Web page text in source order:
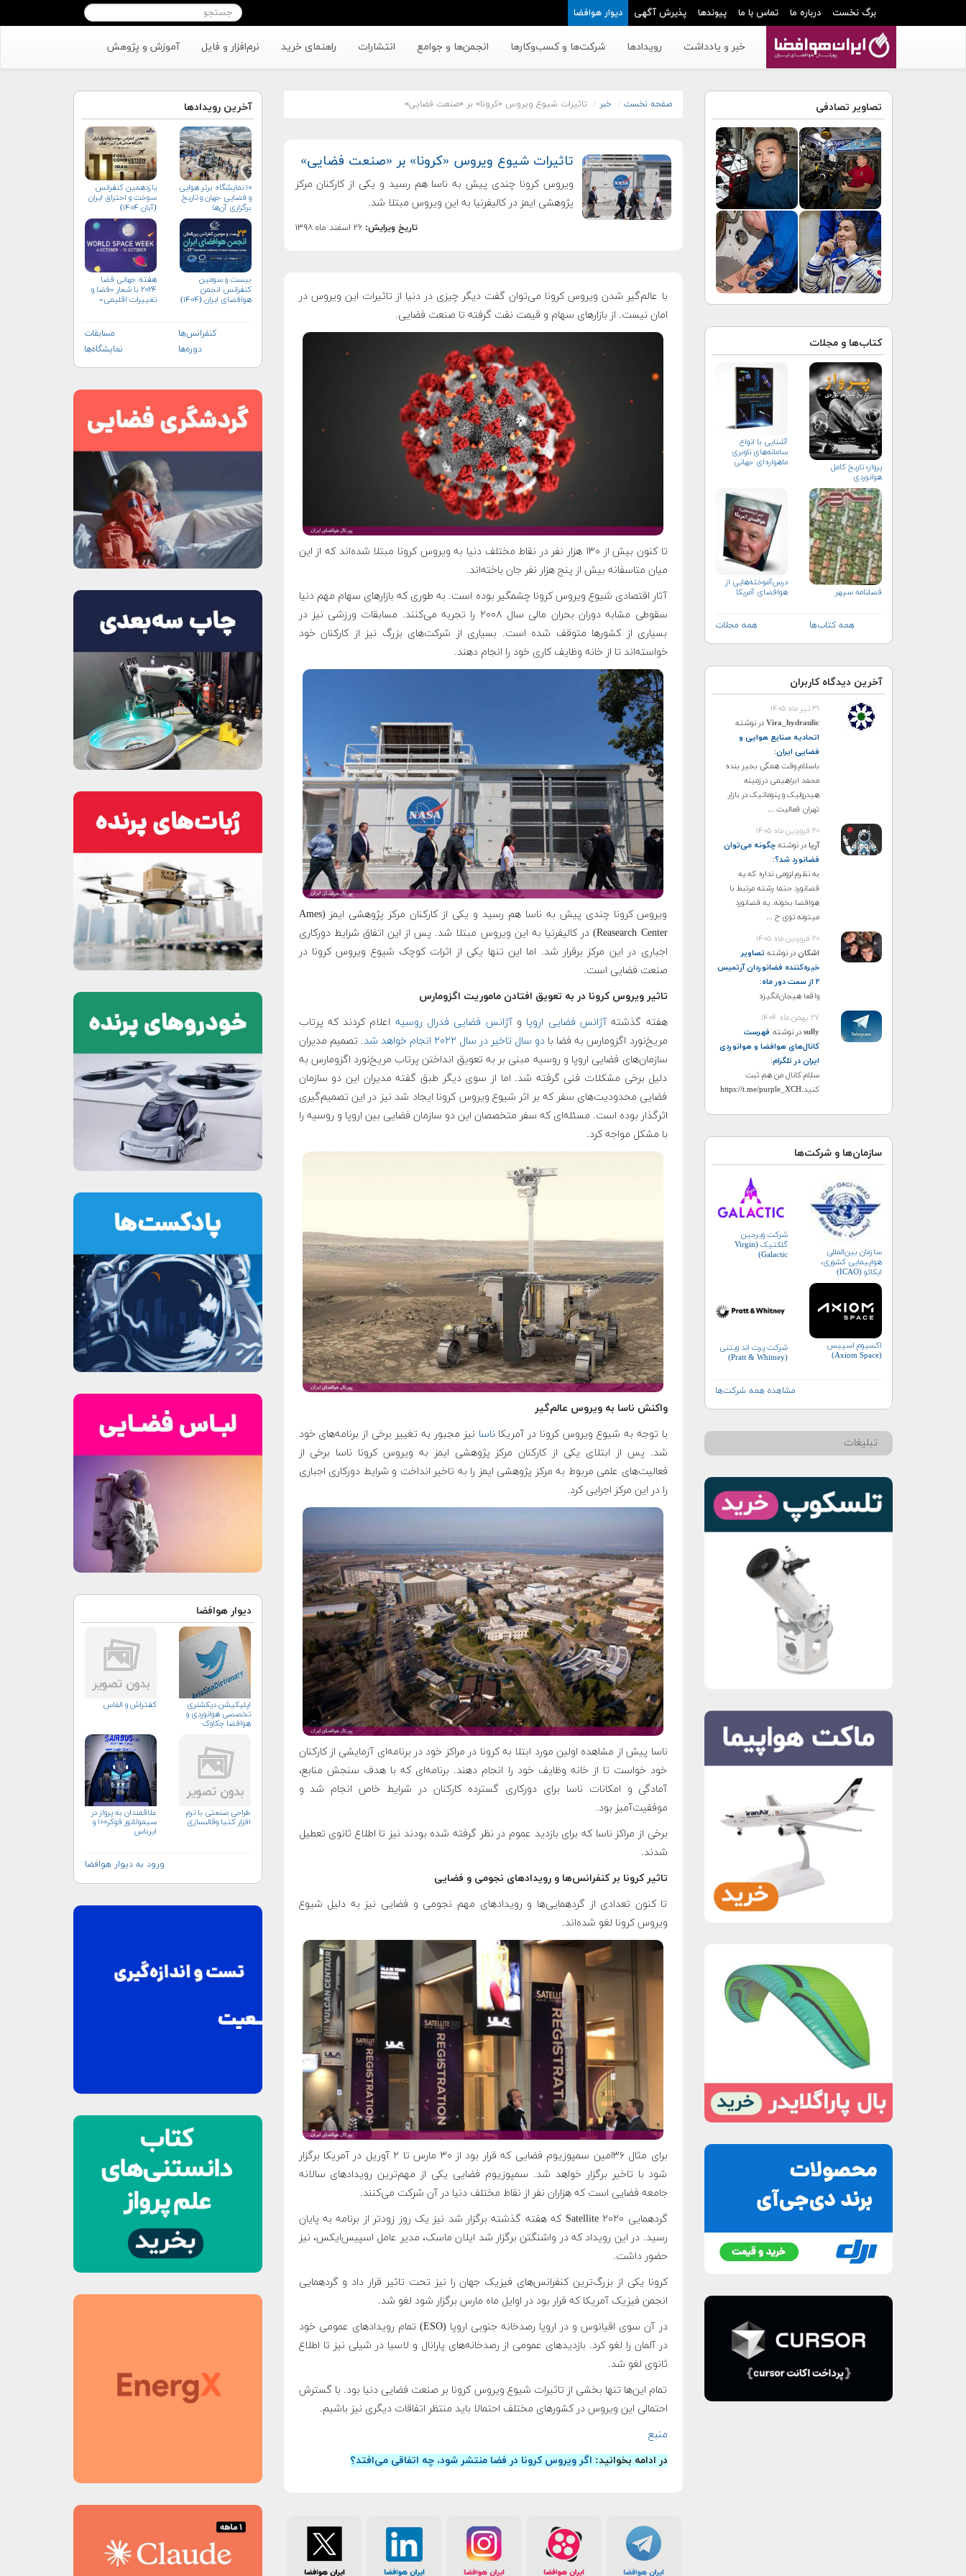
برگ نخست درباره ما تماس با ما پیوندها پذیرش آگهی دیوار هوافضا
خبر و یادداشت رویدادها شرکت‌ها و کسب‌وکار‌ها انجمن‌ها و جوامع انتشارات راهنمای خرید نرم‌افزار و فایل آموزش و پژوهش
تصاویر تصادفی
کتاب‌ها و مجلات
پرواز؛ تاریخ کامل
هوانوردی
آشنایی با انواع
سامانه‌های ناوبری
ماهواره‌ای جهانی
فصلنامه سپهر
درس‌آموخته‌هایی از
هوافضای آمریکا
همه کتاب‌ها همه مجلات
آخرین دیدگاه کاربران
۳۱ تیر ماه ۱۴۰۵
Vira_hydraulicدر نوشته
اتحادیه صنایع هوایی و
فضایی ایران:
باسلام وقت همگی بخیر بنده
محمد ابراهیمی درزمینه
هیدرولیک و پنوماتیک در بازار
تهران فعالیت ...
۲۰ فروردین ماه ۱۴۰۵
آریادر نوشتهچگونه می‌توان
فضانورد شد؟:
به نظرم لزومی نداره که یه
فضانورد حتما رشته مرتبط با
هوافضا بخونه. یه فضانورد
میتونه توی ح ...
۲۰ فروردین ماه ۱۴۰۵
اشکاندر نوشته تصاویر
خیره‌کننده فضانوردان آرتمیس
۲ از سمت دور ماه
:
واقعا هیجان‌انگیزه
۲۷ بهمن ماه ۱۴۰۴
sullyدر نوشته فهرست
کانال‌های هوافضا و هوانوردی
ایران در تلگرام:
سلام کانال من هم ثبت
کنید.https://t.me/purple_XCH
سازمان‌ها و شرکت‌ها
سازمان بین‌المللی
هواپیمایی کشوری،
ایکائو (ICAO)
شرکت ویرجین
گلکتیک (Virgin
Galactic)
اکسیوم اسپیس
(Axiom Space)
شرکت پرت اند ویتنی
(Pratt & Whitney)
مشاهده همه شرکت‌ها
تبلیغات
صفحه نخست خبر تاثیرات شیوع ویروس «کرونا» بر «صنعت فضایی»
تاثیرات شیوع ویروس «کرونا» بر «صنعت فضایی»
ویروس کرونا چندی پیش به ناسا هم رسید و یکی از کارکنان مرکز
پژوهشی ایمز در کالیفرنیا به این ویروس مبتلا شد.
تاریخ ویرایش:۲۶ اسفند ماه ۱۳۹۸
با عالم‌گیر شدن ویروس کرونا می‌توان گفت دیگر چیزی در دنیا از تاثیرات این ویروس در
امان نیست. از بازارهای سهام و قیمت نفت گرفته تا صنعت فضایی.
تا کنون بیش از ۱۳۰ هزار نفر در نقاط مختلف دنیا به ویروس کرونا مبتلا شده‌اند که از این
میان متاسفانه بیش از پنج هزار نفر جان باخته‌اند.
آثار اقتصادی شیوع ویروس کرونا چشمگیر بوده است. به طوری که بازارهای سهام مهم دنیا
سقوطی مشابه دوران بحران مالی سال ۲۰۰۸ را تجربه می‌کنند. مسابقات ورزشی نیز در
بسیاری از کشورها متوقف شده است. بسیاری از شرکت‌های بزرگ نیز از کارکنان خود
خواسته‌اند تا از خانه وظایف کاری خود را انجام دهند.
ویروس کرونا چندی پیش به ناسا هم رسید و یکی از کارکنان مرکز پژوهشی ایمز (Ames
Reasearch Center) در کالیفرنیا به این ویروس مبتلا شد. پس از این اتفاق شرایط دورکاری
اجباری در این مرکز برقرار شد. اما این تنها یکی از اثرات کوچک شیوع ویروس کرونا در
صنعت فضایی است.
تاثیر ویروس کرونا در به تعویق افتادن ماموریت اگزومارس
هفته گذشتهآژانس فضایی اروپا وآژانس فضایی فدرال روسیه اعلام کردند که پرتاب
مریخ‌نورد اگزومارس به فضا با دو سال تاخیر در سال ۲۰۲۲ انجام خواهد شد.
تصمیم مدیران
سازمان‌های فضایی اروپا و روسیه مبنی بر به تعویق انداختن پرتاب مریخ‌نورد اگزومارس به
دلیل برخی مشکلات فنی گرفته شد. اما از سوی دیگر طبق گفته مدیران این دو سازمان
فضایی محدودیت‌های سفر که بر اثر شیوع ویروس کرونا ایجاد شد نیز در این تصمیم‌گیری
اثرگذار بوده است. مسئله‌ای که سفر متخصصان این دو سازمان فضایی بین اروپا و روسیه را
با مشکل مواجه کرد.
واکنش ناسا به ویروس عالم‌گیر
با توجه به شیوع ویروس کرونا در آمریکا ناسا نیز مجبور به تغییر برخی از برنامه‌های خود
شد. پس از ابتلای یکی از کارکنان مرکز پژوهشی ایمز به ویروس کرونا ناسا برخی از
فعالیت‌های علمی مربوط به مرکز پژوهشی ایمز را به تاخیر انداخت و شرایط دورکاری اجباری
را در این مرکز اجرایی کرد.
ناسا پیش از مشاهده اولین مورد ابتلا به کرونا در مراکز خود در برنامه‌ای آزمایشی از کارکنان
خود خواست تا از خانه وظایف خود را انجام دهند. برنامه‌ای که با هدف سنجش منابع،
آمادگی و امکانات ناسا برای دورکاری گسترده کارکنان در شرایط خاص انجام شد و
موفقیت‌آمیز بود.
برخی از مراکز ناسا که برای بازدید عموم در نظر گرفته شده بودند نیز تا اطلاع ثانوی تعطیل
شدند.
تاثیر کرونا بر کنفرانس‌ها و رویدادهای نجومی و فضایی
تا کنون تعدادی از گردهمایی‌ها و رویدادهای مهم نجومی و فضایی نیز به دلیل شیوع
ویروس کرونا لغو شده‌اند.
برای مثال ۳۶امین سمپوزیوم فضایی که قرار بود از ۳۰ مارس تا ۲ آوریل در آمریکا برگزار
شود با تاخیر برگزار خواهد شد. سمپوزیوم فضایی یکی از مهم‌ترین رویدادهای سالانه
جامعه فضایی است که هزاران نفر از نقاط مختلف دنیا در آن شرکت می‌کنند.
گردهمایی Satellite ۲۰۲۰ که هفته گذشته برگزار شد نیز یک روز زودتر از برنامه به پایان
رسید. در این رویداد که در واشنگتن برگزار شد ایلان ماسک، مدیر عامل اسپیس‌ایکس، نیز
حضور داشت.
کرونا یکی از بزرگ‌ترین کنفرانس‌های فیزیک جهان را نیز تحت تاثیر قرار داد و گردهمایی
انجمن فیزیک آمریکا که قرار بود در اوایل ماه مارس برگزار شود لغو شد.
در آن سوی اقیانوس و در اروپا رصدخانه جنوبی اروپا (ESO) تمام رویدادهای عمومی خود
در آلمان را لغو کرد. بازدیدهای عمومی از رصدخانه‌های پارانال و لاسیا در شیلی نیز تا اطلاع
ثانوی لغو شد.
تمام این‌ها تنها بخشی از تاثیرات شیوع ویروس کرونا بر صنعت فضایی دنیا بود. با گسترش
احتمالی این ویروس در کشورهای مختلف احتمالا باید منتظر اتفاقات دیگری نیز باشیم.
منبع
در ادامه بخوانید: اگر ویروس کرونا در فضا منتشر شود، چه اتفاقی می‌افتد؟
آخرین رویدادها
۱۰ نمایشگاه برتر هوایی
و فضایی جهان و تاریخ
برگزاری آن‌ها
یازدهمین کنفرانس
سوخت و احتراق ایران
(آبان‌ ۱۴۰۴)
بیست و سومین
کنفرانس انجمن
هوافضای ايران (۱۴۰۴)
هفته جهانی فضا
۲۰۲۴ با شعار «فضا و
تغییرات اقلیمی»
کنفرانس‌ها
مسابقات
دوره‌ها
نمایشگاه‌ها
دیوار هوافضا
اپلیکیشن دیکشنری
تخصصی هوانوردی و
هوافضا چکاوک
کفتراش و الماس
طراحی صنعتی با نرم
افزار کتیا وقالبسازی
علاقمندان به پرواز در
سیمولاتور فوکر۱۰۰ و
ایرباس
ورود به دیوار هوافضا